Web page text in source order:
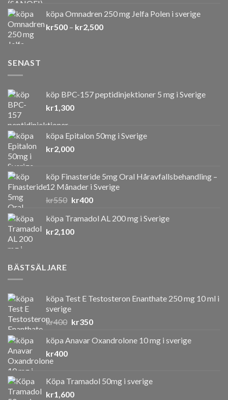
kr3,600
köpa Omnadren 250 mg Jelfa Polen i sverige
kr500 – kr2,500Prisintervall:
SENAST
köp BPC-157 peptidinjektioner 5 mg i Sverige
kr1,300
köpa Epitalon 50mg i Sverige
kr2,000
köp Finasteride 5mg Oral Håravfallsbehandling –
12 Månader i Sverige
kr550 Det
priset
var:
kr400Det
priset
köpa Tramadol AL 200 mg i Sverige
kr2,100
BÄSTSÄLJARE
köpa Test E Testosteron Enanthate 250 mg 10 ml i
sverige
kr400 Det
priset
kr350Det
priset
köpa Anavar Oxandrolone 10 mg i sverige
kr400
Köpa Tramadol 50mg i sverige
kr1,600